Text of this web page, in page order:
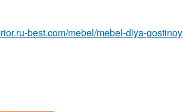
best.com/mebel/mebel-dlya-gostinoy